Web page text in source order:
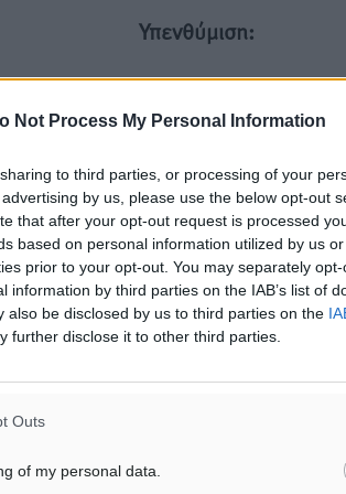
Not Process My Personal Information
to third parties, or processing of your
by us, please use the below opt-out
that after your opt-out request is processed
based on personal information utilized by us
prior to your opt-out. You may separately
information by third parties on the IAB’s list of
also be disclosed by us to third parties on the
further disclose it to other third parties.
Outs
of my personal data.
υιοθετεί
τηρούν
Υπενθύμιση:
Για την μερική
είδησης από άλλες
είναι απαραίτητη η χρήση
παρακάτω παρεχόμενου
συνδέσμου παραπομπής
άρθρο της Δημοκρατικής.